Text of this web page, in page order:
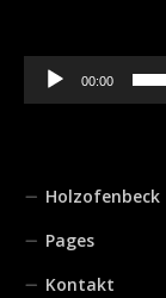
Audio-
Player
00:00
Holzofenbeck
Pages
Kontakt